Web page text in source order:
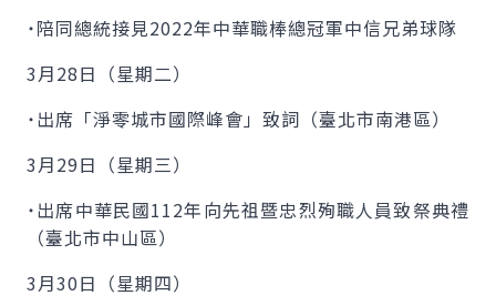
˙陪同總統接見2022年中華職棒總冠軍中信兄弟球隊
3月28日（星期二）
˙出席「淨零城市國際峰會」致詞（臺北市南港區）
3月29日（星期三）
˙出席中華民國112年向先祖暨忠烈殉職人員致祭典禮
（臺北市中山區）
3月30日（星期四）